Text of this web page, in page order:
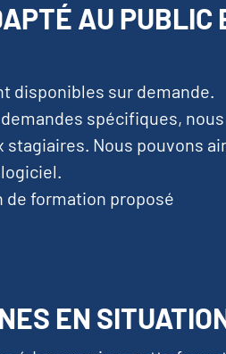
AU
disponibles sur demande.
spécifiques,
Nous pouvons
de formation proposé
EN